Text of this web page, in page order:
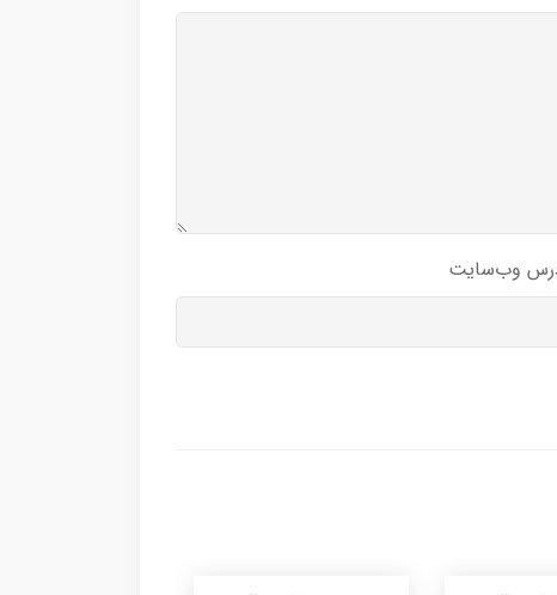
وب‌سایت